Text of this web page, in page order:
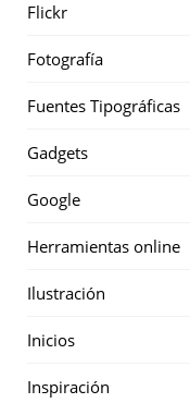
Flickr
Fotografía
Fuentes Tipográficas
Gadgets
Google
Herramientas online
Ilustración
Inicios
Inspiración